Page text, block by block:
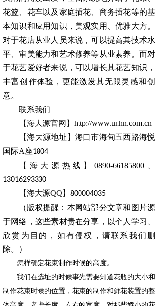
花篮、花车以及家庭插花、商务插花等的基
本知识和应用知识，美观实用、优雅大方。
对于花店从业人员来说，可以提高其技术水
平、审美能力和艺术修养等从业素养。而对
于花艺爱好者来说，可以增长其花艺知识，
丰富创作体验，更能激发其无限灵感和创
意。
联系我们
【海大源官网】http://www.unhn.com.cn
【海大源地址】海口市海甸五西路海悦
国际A座1804
【海大源热线】0890-66185800、
13016293330
【海大源QQ】 800004035
（版权提醒：本网站部分文章和图片源
于网络，这些素材贵在分享，以个人学习、
欣赏为目的，如有侵权，请联系我们删
除。）
怎样确定花束制作时候的高度。
我们在选址的时候事先需要知道花瓶的大小和
制作花束时候的位置，花束的制作和鲜花装置的整